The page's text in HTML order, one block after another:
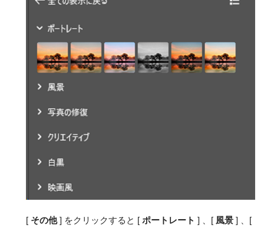
[ その他] をクリックすると [ ポートレート ] 、[ 風景] 、[